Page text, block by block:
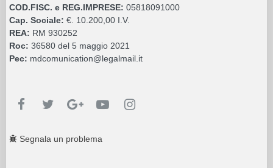
COD.FISC. e REG.IMPRESE: 05818091000
Cap. Sociale: €. 10.200,00 I.V.
REA: RM 930252
Roc: 36580 del 5 maggio 2021
Pec: mdcomunication@legalmail.it
Segnala un problema